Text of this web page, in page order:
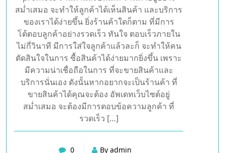
การลงรูปที่สวยๆ เพื่อดึงดูดใจลูกค้า แม้แต่การทำ
เว็บไซต์ เพื่อการขายของออนไลน์นั้น ก็จะต้องมี
การอัพเดท ร้านค้าอยู่เป็นประจำ แลการนำเสมอ
ร้านค้าใดก็ตามที่ขายดีนั้น จะสังเกตได้เลยว่าร้าน
ค้านั้น จะมีการดูแลเว็บไซต์เป็นอย่างดี มั่น
promote ร้านค้าและอัพเดท ร้านค้าอยู่อย่าง
สม่ำเสมอ จะทำให้ลูกค้าได้เห็นสินค้า และบริการ
ของเราได้ง่ายขึ้น ยิ่งร้านค้าใดก็ตาม ที่มีการ
โต้ตอบลูกค้าอย่างรวดเร็ว ทันใจ ตอบเร็วภายใน
ไม่กี่วินาที มีการใส่ใจลูกค้าแล้วละก็ จะทำให้คน
ตัดสินใจในการ ซื้อสินค้าได้ง่ายมากยิ่งขึ้น เพราะ
มีความน่าเชื่อถือในการ ที่จะขายสินค้าและ